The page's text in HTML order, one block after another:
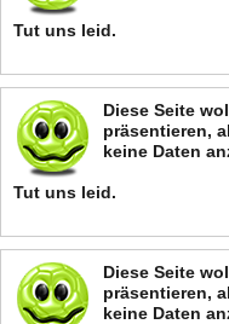
Tut uns leid.
Diese Seite
präsentieren,
keine Daten
Tut uns leid.
Diese Seite
präsentieren,
keine Daten